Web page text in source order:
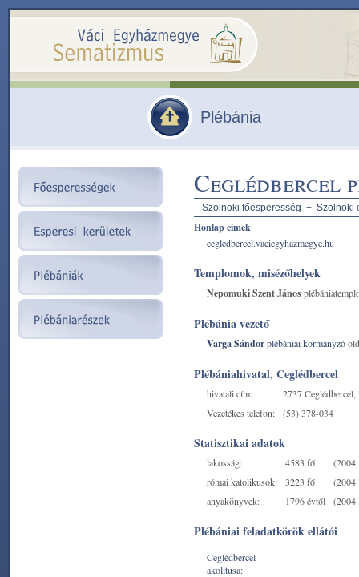
Plébánia
Ceglédbercel
Szolnoki főesperesség + Szolnoki
Honlap címek
cegledbercel.vaciegyhazmegye.hu
Templomok, misézőhelyek
Nepomuki Szent János
Plébánia vezető
Varga Sándorplébániai kormányzó
Plébániahivatal, Ceglédbercel
hivatali cím:
2737
Vezetékes telefon:
(53) 378-034
Statisztikai adatok
lakosság: 4583 fő
római katolikusok:
3223 fő
anyakönyvek:
1796 évtől
Plébániai feladatkörök ellátói
Ceglédbercel
akolitusa: